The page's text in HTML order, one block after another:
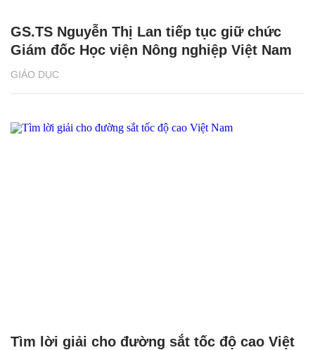
GIÁO DỤC
GS.TS Nguyễn Thị Lan tiếp tục giữ chức
Giám đốc Học viện Nông nghiệp Việt Nam
Tìm lời giải cho đường sắt tốc độ cao Việt